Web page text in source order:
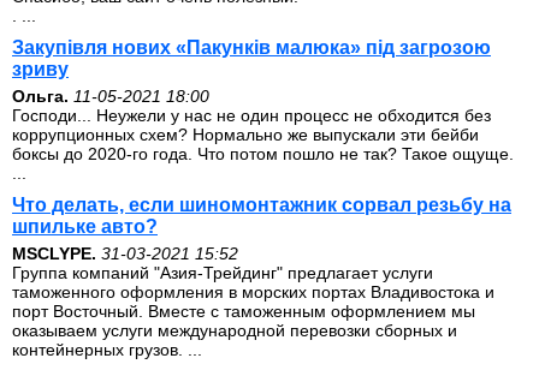
Закупівля нових «Пакунків малюка» під загрозою
зриву
Ольга. 11-05-2021 18:00
Господи... Неужели у нас не один процесс не обходится без
коррупционных схем? Нормально же выпускали эти бейби
боксы до 2020-го года. Что потом пошло не так? Такое ощуще.
Что делать, если шиномонтажник сорвал резьбу на
шпильке авто?
MSCLYPE. 31-03-2021 15:52
Группа компаний "Азия-Трейдинг" предлагает услуги
таможенного оформления в морских портах Владивостока и
порт Восточный. Вместе с таможенным оформлением мы
оказываем услуги международной перевозки сборных и
контейнерных грузов. ...